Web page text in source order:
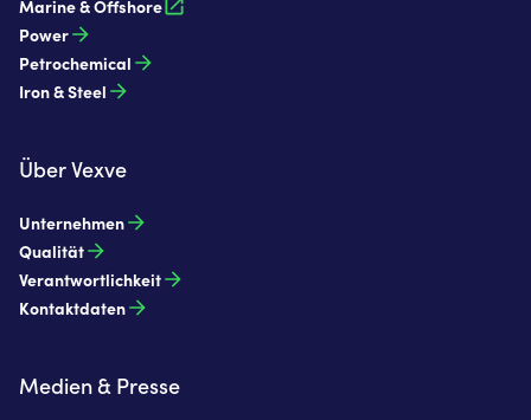
Marine & Offshore
Power
Petrochemical
Iron & Steel
Über Vexve
Unternehmen
Qualität
Verantwortlichkeit
Kontaktdaten
Medien & Presse